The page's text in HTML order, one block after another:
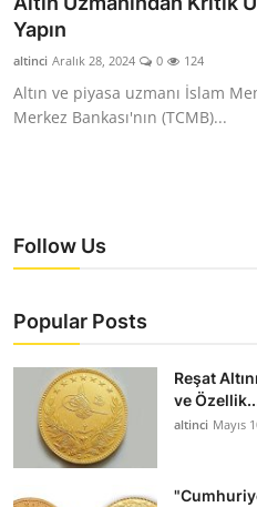
YARIM ALTIN
TAM ALTIN
DİĞER ALTINLAR
Yapın
altinci Aralık 28, 2024 0 124
Altın ve piyasa uzmanı İslam
Merkez Bankası'nın (TCMB)...
Follow Us
Popular Posts
Reşat
ve
altinci Mayıs